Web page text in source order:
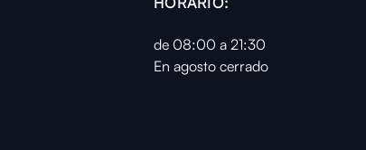
de 08:00 a 21:30
En agosto cerrado